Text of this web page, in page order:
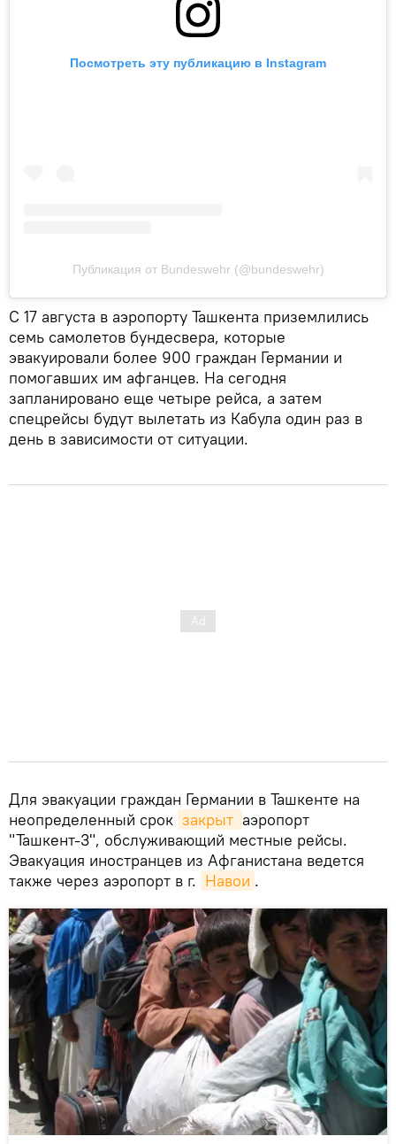
Посмотреть эту публикацию в Instagram
Публикация от Bundeswehr (@bundeswehr)
С 17 августа в аэропорту Ташкента приземлились
семь самолетов бундесвера, которые
эвакуировали более 900 граждан Германии и
помогавших им афганцев. На сегодня
запланировано еще четыре рейса, а затем
спецрейсы будут вылетать из Кабула один раз в
день в зависимости от ситуации.
Для эвакуации граждан Германии в Ташкенте на
неопределенный срок закрыт аэропорт
"Ташкент-3", обслуживающий местные рейсы.
Эвакуация иностранцев из Афганистана ведется
также через аэропорт в г. Навои .